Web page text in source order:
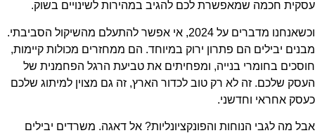
עסקית חכמה שמאפשרת לכם להגיב במהירות לשינויים בשוק.
וכשאנחנו מדברים על 2024, אי אפשר להתעלם מהשיקול הסביבתי.
מבנים יבילים הם פתרון ירוק במיוחד. הם ממחזרים מכולות קיימות,
חוסכים בחומרי בנייה, ומפחיתים את טביעת הרגל הפחמנית של
העסק שלכם. זה לא רק טוב לכדור הארץ, זה גם מצוין למיתוג שלכם
כעסק אחראי וחדשני.
אבל מה לגבי הנוחות והפונקציונליות? אל דאגה. משרדים יבילים